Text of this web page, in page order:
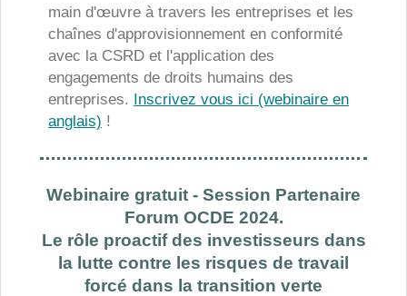
main d'œuvre à travers les entreprises et les
chaînes d'approvisionnement en conformité
avec la CSRD et l'application des
engagements de droits humains des
entreprises. Inscrivez vous ici (webinaire en
anglais) !
Webinaire gratuit - Session Partenaire
Forum OCDE 2024.
Le rôle proactif des investisseurs dans
la lutte contre les risques de travail
forcé dans la transition verte